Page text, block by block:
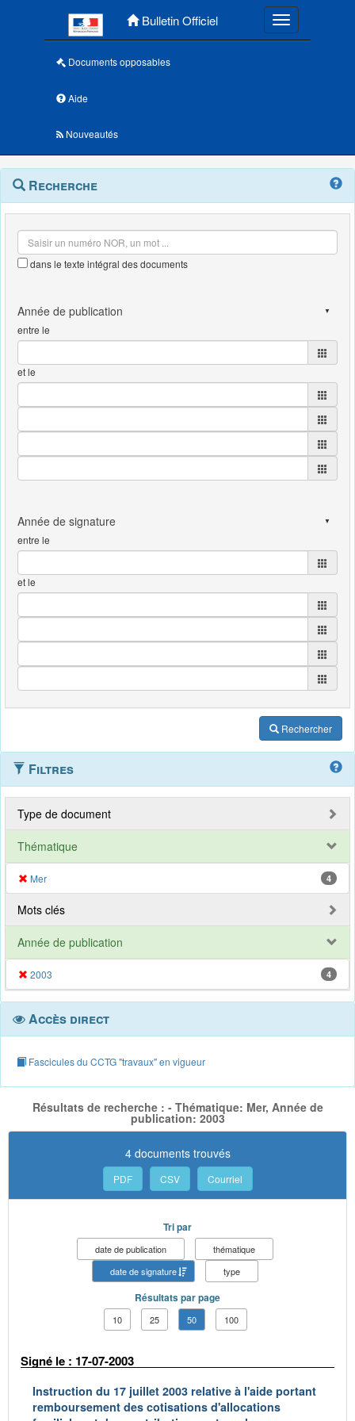
Bulletin Officiel Toggle
Documents opposables
Aide
Nouveautés
Navigation
outils
Menu
contextuel
Recherche
dans le texte intégral des documents
entre le
et le
entre le
et le
Rechercher
Filtres
Type de document
Thématique
Mer 4
Mots clés
Année de publication
2003 4
Accès direct
Fascicules du CCTG "travaux" en vigueur
Résultats de recherche : - Thématique: Mer, Année de
publication: 2003
4 documents trouvés
PDF CSV Courriel
Tri par
date de publication
thématique
date de signature
type
Résultats par page
10 25 50 100
Signé le : 17-07-2003
Instruction du 17 juillet 2003 relative à l'aide portant
remboursement des cotisations d'allocations